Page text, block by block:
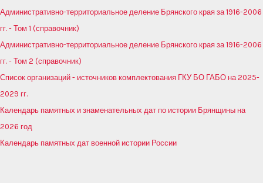
Административно-территориальное деление Брянского края за 1916-2006
гг. - Том 1 (справочник)
Административно-территориальное деление Брянского края за 1916-2006
гг. - Том 2 (справочник)
Список организаций - источников комплектования ГКУ БО ГАБО на 2025-
2029 гг.
Календарь памятных и знаменательных дат по истории Брянщины на
2026 год
Календарь памятных дат военной истории России